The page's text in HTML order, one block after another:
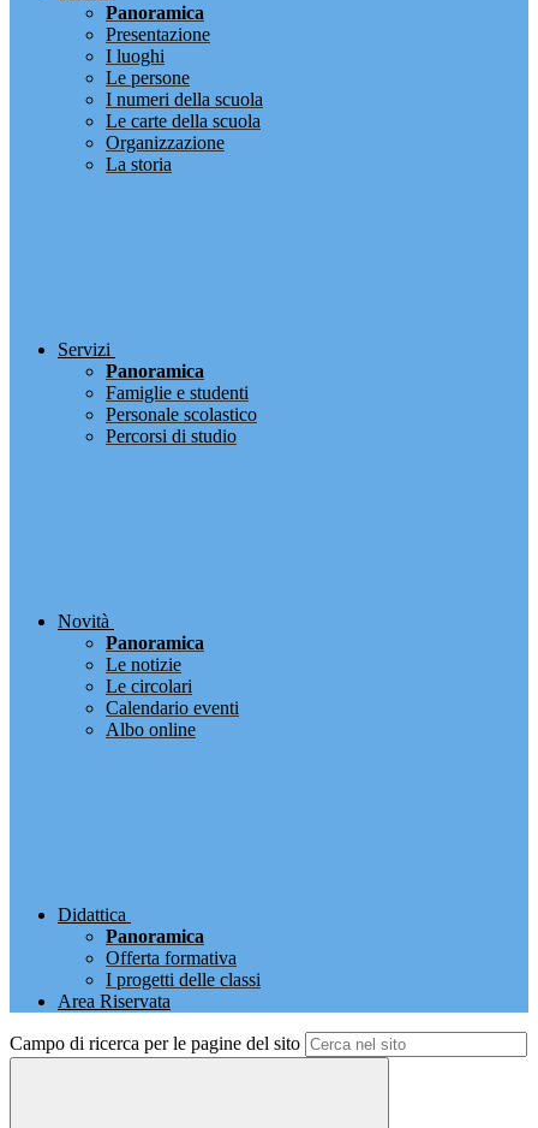
Panoramica
Presentazione
I luoghi
Le persone
I numeri della scuola
Le carte della scuola
Organizzazione
La storia
Servizi
Panoramica
Famiglie e studenti
Personale scolastico
Percorsi di studio
Novità
Panoramica
Le notizie
Le circolari
Calendario eventi
Albo online
Didattica
Panoramica
Offerta formativa
I progetti delle classi
Area Riservata
Campo di ricerca per le pagine del sito